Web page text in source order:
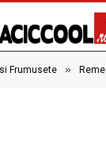
Frumusete »